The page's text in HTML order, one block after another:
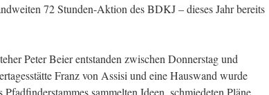
72 Stunden-Aktion des BDKJ – dieses Jahr bereits
Peter Beier entstanden zwischen Donnerstag und
Franz von Assisi und eine Hauswand wurde
sammelten Ideen, schmiedeten Pläne,